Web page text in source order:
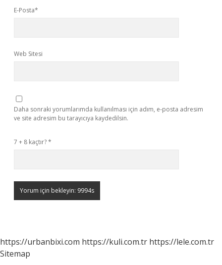
E-Posta*
Web Sitesi
Daha sonraki yorumlarımda kullanılması için adım, e-posta adresim
ve site adresim bu tarayıcıya kaydedilsin.
7 + 8 kaçtır?*
https://urbanbixi.com https://kuli.com.tr https://lele.com.tr
Sitemap